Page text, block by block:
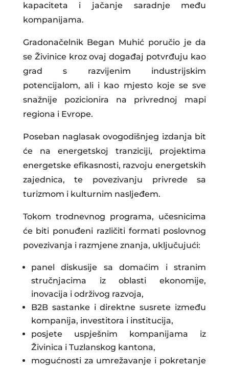
kapaciteta i jačanje saradnje među
kompanijama.
Gradonačelnik Began Muhić poručio je da
se Živinice kroz ovaj događaj potvrđuju kao
grad s razvijenim industrijskim
potencijalom, ali i kao mjesto koje se sve
snažnije pozicionira na privrednoj mapi
regiona i Evrope.
Poseban naglasak ovogodišnjeg izdanja bit
će na energetskoj tranziciji, projektima
energetske efikasnosti, razvoju energetskih
zajednica, te povezivanju privrede sa
turizmom i kulturnim nasljeđem.
Tokom trodnevnog programa, učesnicima
će biti ponuđeni različiti formati poslovnog
povezivanja i razmjene znanja, uključujući:
panel diskusije sa domaćim i stranim
stručnjacima iz oblasti ekonomije,
inovacija i održivog razvoja,
B2B sastanke i direktne susrete između
kompanija, investitora i institucija,
posjete uspješnim kompanijama iz
Živinica i Tuzlanskog kantona,
mogućnosti za umrežavanje i pokretanje